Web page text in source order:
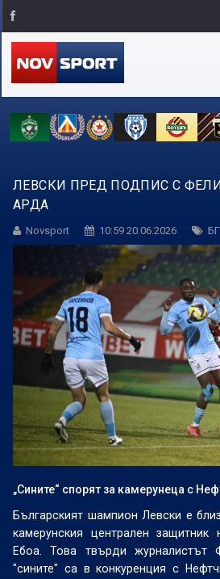
ЛЕВСКИ ПРЕД ПОДПИС С
АРДА
Novsport 10:59 20.06.2026
„Сините“ спорят за камерунеца с
Българският шампион Левски е
камерунския централен
Ебоа. Това твърди журналистът
"сините" са в конкуренция с